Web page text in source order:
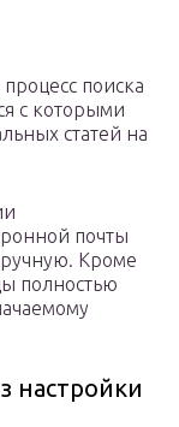
поиска
с которыми
статей на
почты
Кроме
полностью
настройки